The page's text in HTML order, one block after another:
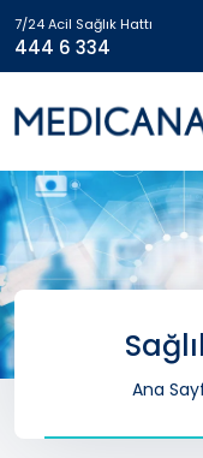
7/24 Acil Sağlık Hattı
444 6 334
Ana